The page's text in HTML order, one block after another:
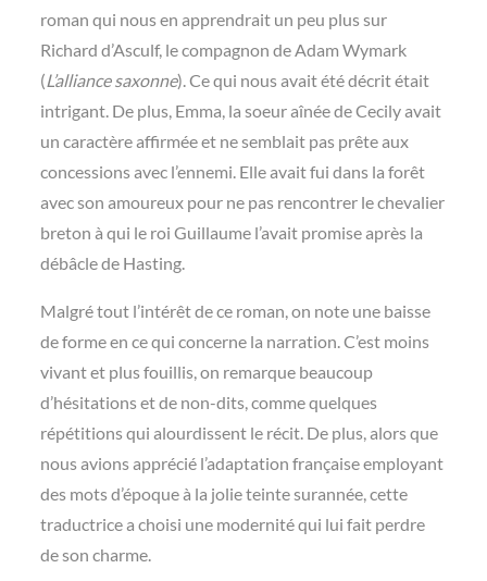
roman qui nous en apprendrait un peu plus sur
Richard d’Asculf, le compagnon de Adam Wymark
(L’alliance saxonne). Ce qui nous avait été décrit était
intrigant. De plus, Emma, la soeur aînée de Cecily avait
un caractère affirmée et ne semblait pas prête aux
concessions avec l’ennemi. Elle avait fui dans la forêt
avec son amoureux pour ne pas rencontrer le chevalier
breton à qui le roi Guillaume l’avait promise après la
débâcle de Hasting.
Malgré tout l’intérêt de ce roman, on note une baisse
de forme en ce qui concerne la narration. C’est moins
vivant et plus fouillis, on remarque beaucoup
d’hésitations et de non-dits, comme quelques
répétitions qui alourdissent le récit. De plus, alors que
nous avions apprécié l’adaptation française employant
des mots d’époque à la jolie teinte surannée, cette
traductrice a choisi une modernité qui lui fait perdre
de son charme.